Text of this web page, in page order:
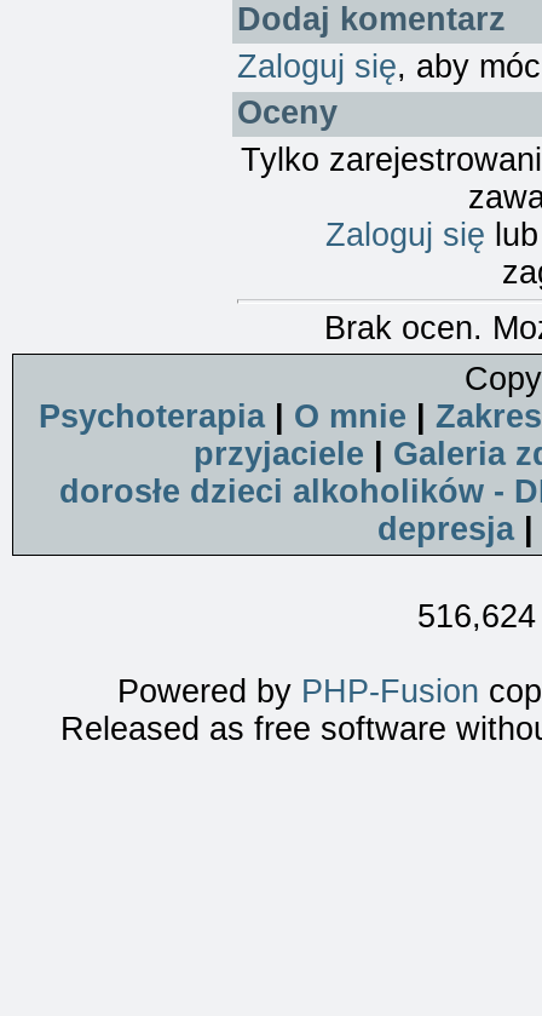
Dodaj komentarz
Zaloguj się, aby
Oceny
Tylko
Zaloguj się
Brak ocen.
Psychoterapia| O mnie
przyjaciele
Galeria
dorosłe dzieci alkoholików -
depresja|
Powered by PHP-Fusion
Released as free software